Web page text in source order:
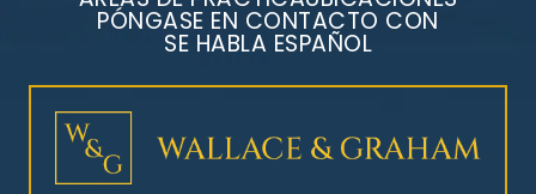
PÓNGASE EN CONTACTO CON
SE HABLA ESPAÑOL